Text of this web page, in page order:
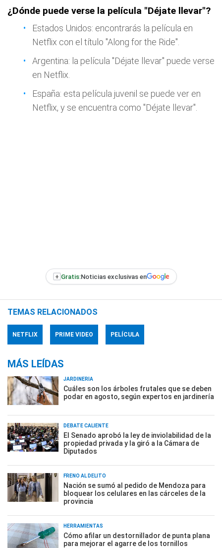
¿Dónde puede verse la película "Déjate llevar"?
Estados Unidos: encontrarás la película en
Netflix con el título "Along for the Ride".
Argentina: la película "Déjate llevar" puede verse
en Netflix.
España: esta película juvenil se puede ver en
Netflix, y se encuentra como "Déjate llevar".
+ Gratis:Noticias exclusivas en
TEMAS RELACIONADOS
NETFLIX PRIME VIDEO PELÍCULA
MÁS LEÍDAS
JARDINERÍA
Cuáles son los árboles frutales que se deben
podar en agosto, según expertos en jardinería
DEBATE CALIENTE
El Senado aprobó la ley de inviolabilidad de la
propiedad privada y la giró a la Cámara de
Diputados
FRENO AL DELITO
Nación se sumó al pedido de Mendoza para
bloquear los celulares en las cárceles de la
provincia
HERRAMIENTAS
Cómo afilar un destornillador de punta plana
para mejorar el agarre de los tornillos